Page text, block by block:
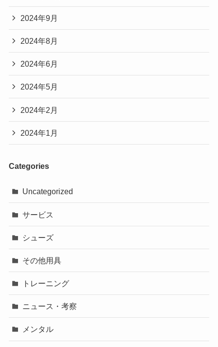
2024年9月
2024年8月
2024年6月
2024年5月
2024年2月
2024年1月
Categories
Uncategorized
サービス
シューズ
その他用具
トレーニング
ニュース・考察
メンタル